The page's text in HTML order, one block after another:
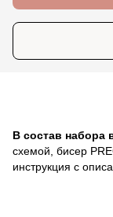
В состав набора
схемой, бисер
инструкция с